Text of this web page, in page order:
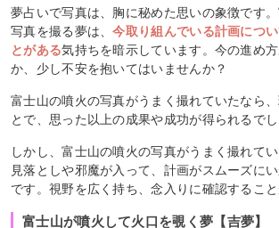
夢占いで写真は、胸に秘めた思いの象徴です
写真を撮る夢は、今取り組んでいる計画につ
とがある気持ちを暗示しています。今の進め
か、少し不安を抱いてはいませんか？
富士山の噴火の写真がうまく撮れていたなら
とで、思った以上の成果や成功が得られるでし
しかし、富士山の噴火の写真がうまく撮れてい
見落としや邪魔が入って、計画がスムーズに
です。視野を広く持ち、念入りに確認すること
富士山が噴火して火口を覗く夢【吉夢】